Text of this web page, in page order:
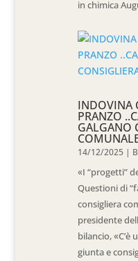
in chimica
INDOVINA
PRANZO
GALGANO
14/12/2025 |
«I “progetti”
Questioni di
consigliera
presidente
bilancio,
giunta e